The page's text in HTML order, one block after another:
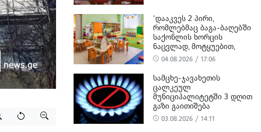
‘ᲓᲐᲐᲙᲕᲔᲡ 2 ᲞᲘᲠᲘ,
ᲠᲝᲛᲚᲔᲑᲛᲐᲪ ᲑᲐᲒᲐ-ᲑᲐᲦᲔᲑᲨᲘ
ᲡᲐᲥᲝᲜᲚᲘᲡ ᲮᲝᲠᲪᲘᲡ
ᲜᲐᲪᲕᲚᲐᲓ, ᲛᲝᲢᲧᲣᲔᲑᲘᲗ,
ᲪᲮᲔᲜᲘᲡ ᲮᲝᲠᲪᲘ ᲨᲔᲘᲢᲐᲜᲔᲡ’ -
ᲡᲣᲡ-Ი
04.08.2026 / 17:06
ᲡᲐᲛᲪᲮᲔ-ᲯᲐᲕᲐᲮᲔᲗᲘᲡ
ᲪᲐᲚᲙᲔᲣᲚ
ᲛᲣᲜᲘᲪᲘᲞᲐᲚᲘᲢᲔᲢᲨᲘ 3 ᲓᲦᲘᲗ
ᲒᲐᲖᲘ ᲒᲐᲘᲗᲘᲨᲔᲑᲐ
03.08.2026 / 14:11